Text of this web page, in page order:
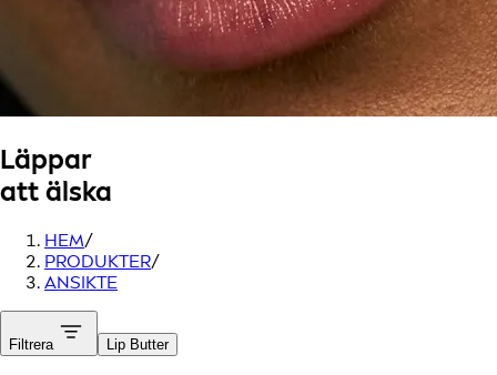
Läppar
att älska
HEM/
PRODUKTER/
ANSIKTE
Filtrera Lip Butter